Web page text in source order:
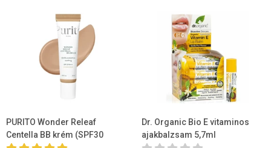
PURITO Wonder Releaf
Centella BB krém (SPF30
Dr. Organic Bio E vitaminos
ajakbalzsam 5,7ml